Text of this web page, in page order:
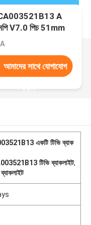
A
V7.0 পিচ 51mm
আমাদের সাথে যোগাযোগ
করুন
একটি টিভি ব্যাক
টিভি ব্যাকলাইট,